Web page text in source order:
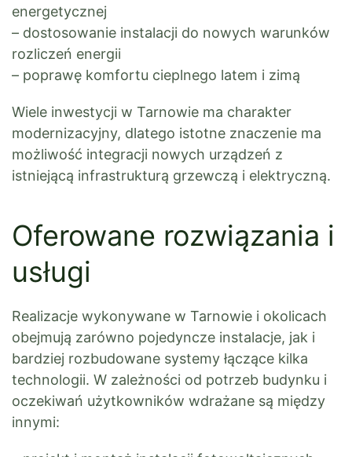
energetycznej
– dostosowanie instalacji do nowych warunków
rozliczeń energii
– poprawę komfortu cieplnego latem i zimą
Wiele inwestycji w Tarnowie ma charakter
modernizacyjny, dlatego istotne znaczenie ma
możliwość integracji nowych urządzeń z
istniejącą infrastrukturą grzewczą i elektryczną.
Oferowane rozwiązania i
usługi
Realizacje wykonywane w Tarnowie i okolicach
obejmują zarówno pojedyncze instalacje, jak i
bardziej rozbudowane systemy łączące kilka
technologii. W zależności od potrzeb budynku i
oczekiwań użytkowników wdrażane są między
innymi: